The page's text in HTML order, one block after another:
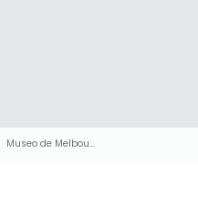
Museo de Melbourne